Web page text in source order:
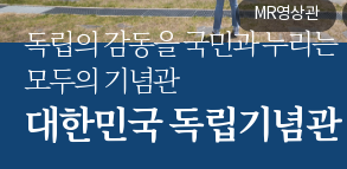
MR영상관
독립의 감동을 국민과 누리는
모두의 기념관
대한민국 독립기념관